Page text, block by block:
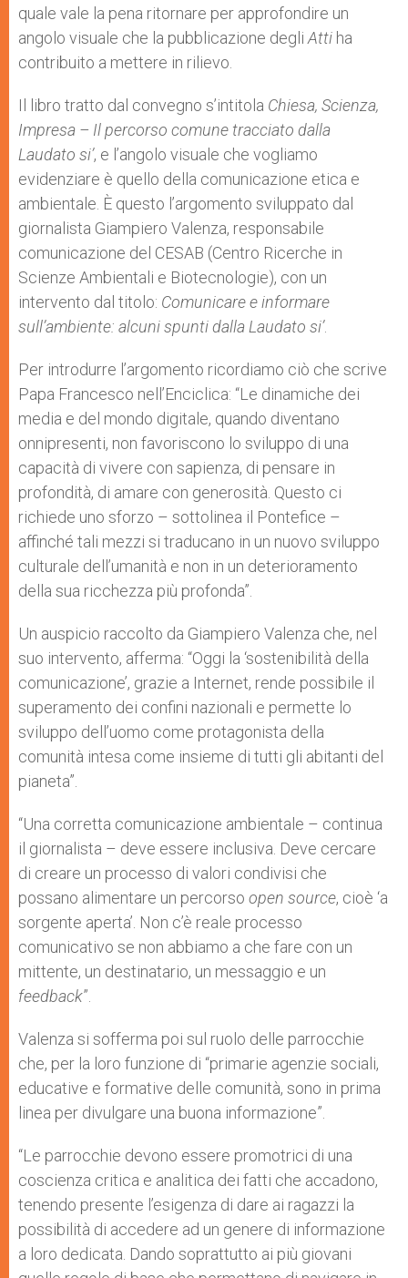
quale vale la pena ritornare per approfondire un
angolo visuale che la pubblicazione degliAtti ha
contribuito a mettere in rilievo.
Il libro tratto dal convegno s’intitola Chiesa, Scienza,
Impresa – Il percorso comune tracciato dalla
Laudato si’, e l’angolo visuale che vogliamo
evidenziare è quello della comunicazione etica e
ambientale. È questo l’argomento sviluppato dal
giornalista Giampiero Valenza, responsabile
comunicazione del CESAB (Centro Ricerche in
Scienze Ambientali e Biotecnologie), con un
intervento dal titolo: Comunicare e informare
sull’ambiente: alcuni spunti dalla Laudato si’.
Per introdurre l’argomento ricordiamo ciò che scrive
Papa Francesco nell’Enciclica: “Le dinamiche dei
media e del mondo digitale, quando diventano
onnipresenti, non favoriscono lo sviluppo di una
capacità di vivere con sapienza, di pensare in
profondità, di amare con generosità. Questo ci
richiede uno sforzo – sottolinea il Pontefice –
affinché tali mezzi si traducano in un nuovo sviluppo
culturale dell’umanità e non in un deterioramento
della sua ricchezza più profonda”.
Un auspicio raccolto da Giampiero Valenza che, nel
suo intervento, afferma: “Oggi la ‘sostenibilità della
comunicazione’, grazie a Internet, rende possibile il
superamento dei confini nazionali e permette lo
sviluppo dell’uomo come protagonista della
comunità intesa come insieme di tutti gli abitanti del
pianeta”.
“Una corretta comunicazione ambientale – continua
il giornalista – deve essere inclusiva. Deve cercare
di creare un processo di valori condivisi che
possano alimentare un percorso open source, cioè ‘a
sorgente aperta’. Non c’è reale processo
comunicativo se non abbiamo a che fare con un
mittente, un destinatario, un messaggio e un
feedback”.
Valenza si sofferma poi sul ruolo delle parrocchie
che, per la loro funzione di “primarie agenzie sociali,
educative e formative delle comunità, sono in prima
linea per divulgare una buona informazione”.
“Le parrocchie devono essere promotrici di una
coscienza critica e analitica dei fatti che accadono,
tenendo presente l’esigenza di dare ai ragazzi la
possibilità di accedere ad un genere di informazione
a loro dedicata. Dando soprattutto ai più giovani